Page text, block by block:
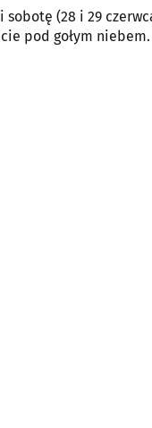
sobotę (28 i 29
pod gołym